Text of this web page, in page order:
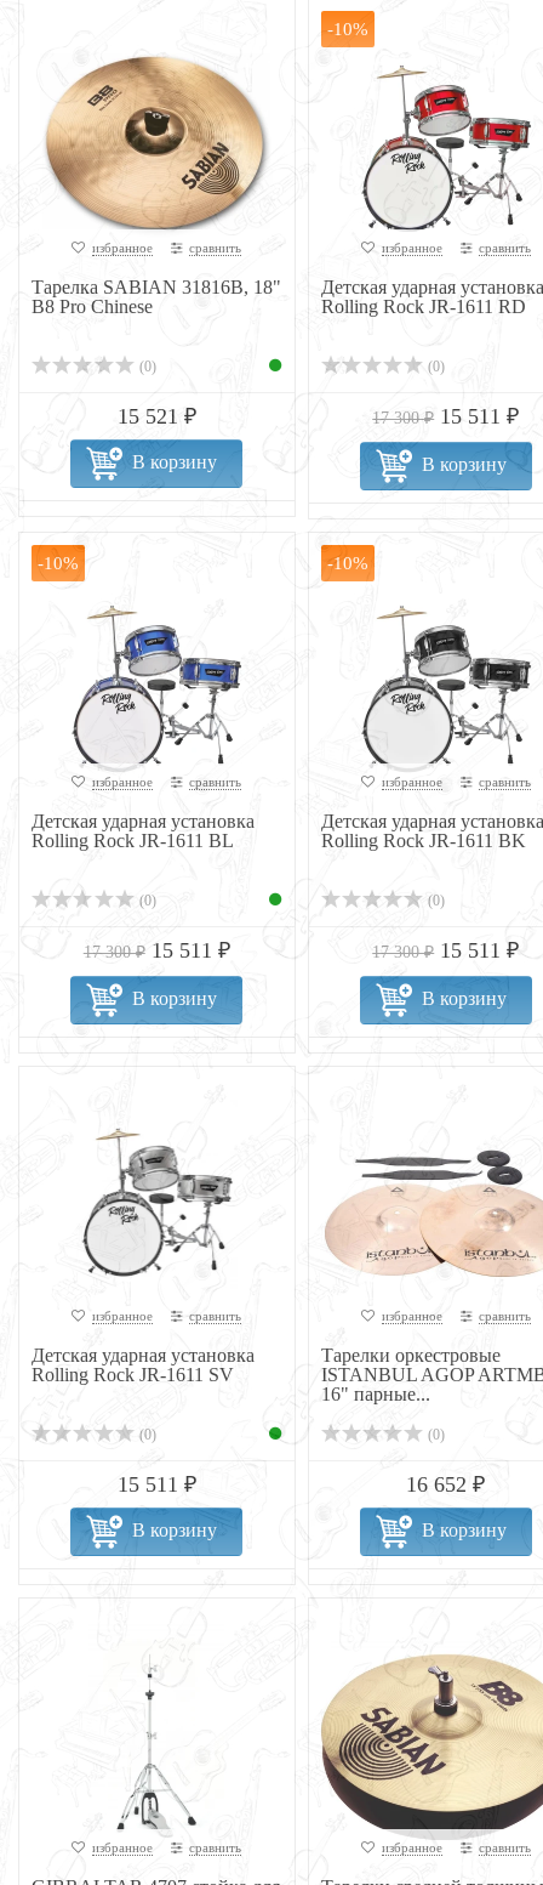
избранное сравнить
Тарелка SABIAN 31816B, 18"
B8 Pro Chinese
(0)
15 521 ₽
В корзину
-10%
избранное сравнить
Детская ударная установка
Rolling Rock JR-1611 RD
(0)
17 300 ₽ 15 511 ₽
В корзину
-10%
избранное сравнить
Детская ударная установка
Rolling Rock JR-1611 BL
(0)
17 300 ₽ 15 511 ₽
В корзину
-10%
избранное сравнить
Детская ударная установка
Rolling Rock JR-1611 BK
(0)
17 300 ₽ 15 511 ₽
В корзину
избранное сравнить
Детская ударная установка
Rolling Rock JR-1611 SV
(0)
15 511 ₽
В корзину
избранное сравнить
Тарелки оркестровые
ISTANBUL AGOP
16" парные...
(0)
16 652 ₽
В корзину
избранное сравнить избранное сравнить